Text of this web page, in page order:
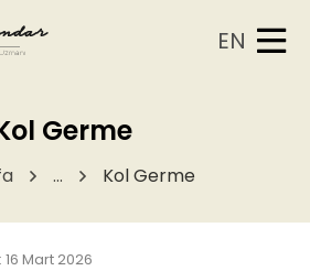
EN
Germe
... Kol Germe
Mart 2026